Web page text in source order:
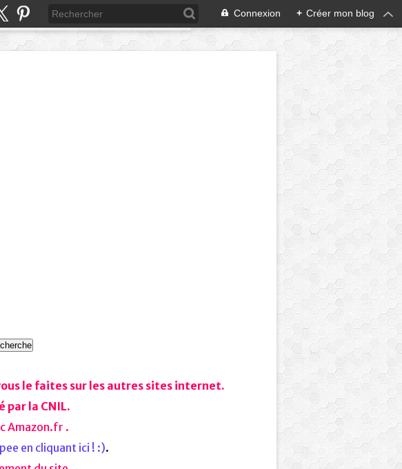
Connexion + Créer mon blog
le faites sur les autres sites internet.
par la CNIL.
Amazon.fr .
en cliquant ici ! :).